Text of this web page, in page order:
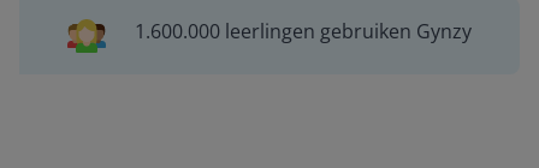
1.600.000 leerlingen gebruiken Gynzy